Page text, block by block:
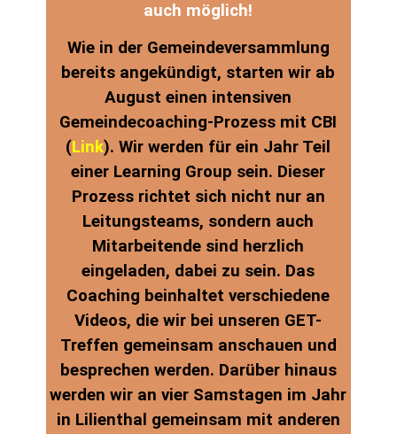
auch möglich!
Wie in der Gemeindeversammlung
bereits angekündigt, starten wir ab
August einen intensiven
Gemeindecoaching-Prozess mit CBI
(Link). Wir werden für ein Jahr Teil
einer Learning Group sein. Dieser
Prozess richtet sich nicht nur an
Leitungsteams, sondern auch
Mitarbeitende sind herzlich
eingeladen, dabei zu sein. Das
Coaching beinhaltet verschiedene
Videos, die wir bei unseren GET-
Treffen gemeinsam anschauen und
besprechen werden. Darüber hinaus
werden wir an vier Samstagen im Jahr
in Lilienthal gemeinsam mit anderen